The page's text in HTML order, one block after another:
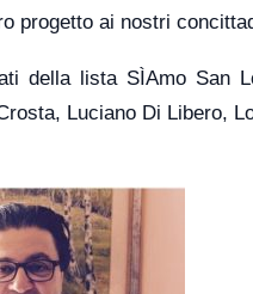
progetto ai nostri
della lista SÌAmo San
Luciano Di Libero,